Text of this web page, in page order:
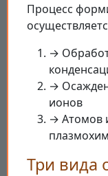
Процесс
→
→
ионов
→ Атомов
Три вида